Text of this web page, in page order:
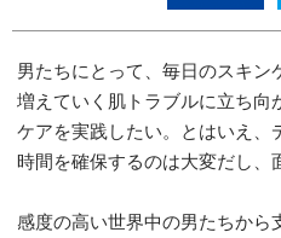
男たちにとって、毎日のスキ
増えていく肌トラブルに立ち向
ケアを実践したい。とはいえ
時間を確保するのは大変だし、
感度の高い世界中の男たちから